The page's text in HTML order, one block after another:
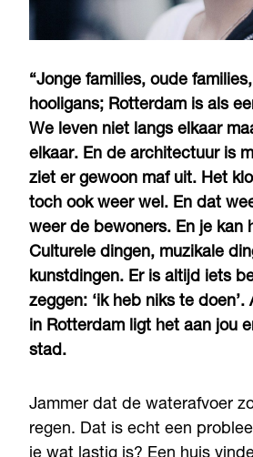
“Jonge families, oude
hooligans; Rotterdam is als
We leven niet langs elkaar
elkaar. En de architectuur is
ziet er gewoon maf uit. Het
toch ook weer wel. En dat
weer de bewoners. En je kan
Culturele dingen, muzikale
kunstdingen. Er is altijd iets
zeggen: ‘ik heb niks te
in Rotterdam ligt het aan jou
stad.
Jammer dat de waterafvoer
regen. Dat is echt een